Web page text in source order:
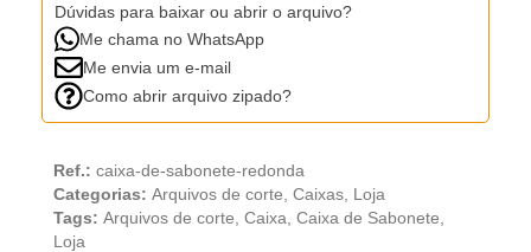
Dúvidas para baixar ou abrir o arquivo?
Me chama no WhatsApp
Me envia um e-mail
Como abrir arquivo zipado?
Ref.: caixa-de-sabonete-redonda
Categorias: Arquivos de corte Caixas Loja
Tags: Arquivos de corte Caixa Caixa de Sabonete
Loja